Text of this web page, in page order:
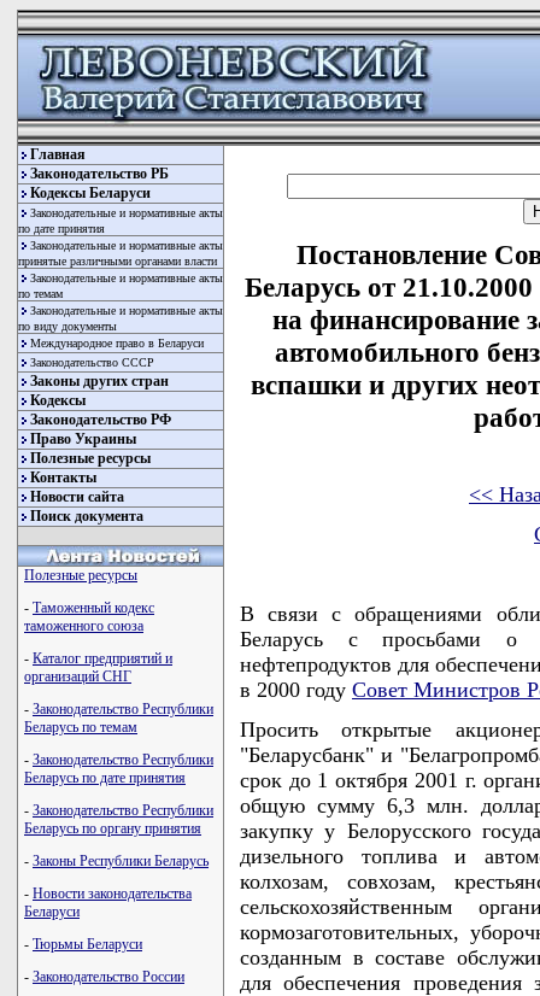
Главная
Законодательство РБ
Кодексы Беларуси
Законодательные и нормативные акты
по дате принятия
Законодательные и нормативные акты
принятые различными органами власти
Законодательные и нормативные акты
по темам
Законодательные и нормативные акты
по виду документы
Международное право в Беларуси
Законодательство СССР
Законы других стран
Кодексы
Законодательство РФ
Право Украины
Полезные ресурсы
Контакты
Новости сайта
Поиск документа
Полезные ресурсы
- Таможенный кодекс
таможенного союза
- Каталог предприятий и
организаций СНГ
- Законодательство Республики
Беларусь по темам
- Законодательство Республики
Беларусь по дате принятия
- Законодательство Республики
Беларусь по органу принятия
- Законы Республики Беларусь
- Новости законодательства
Беларуси
- Тюрьмы Беларуси
- Законодательство России
Постановление
Беларусь от
на финансирование
автомобильного
вспашки и других
<<
В связи с обращениями
Беларусь с просьбами о
нефтепродуктов для
в 2000 году Совет Министров
Просить открытые
"Беларусбанк" и
срок до 1 октября 2001 г.
общую сумму 6,3 млн.
закупку у Белорусского
дизельного топлива и
колхозам, совхозам,
сельскохозяйственным
кормозаготовительных,
созданным в составе
для обеспечения